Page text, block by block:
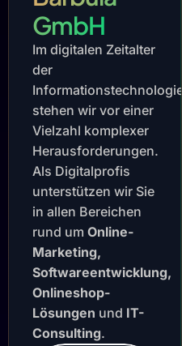
GmbH
Im digitalen Zeitalter
der
Informationstechnologie
stehen wir vor einer
Vielzahl komplexer
Herausforderungen.
Als Digitalprofis
unterstützen wir Sie
in allen Bereichen
rund um Online-
Marketing,
Softwareentwicklung,
Onlineshop-
Lösungen und IT-
Consulting.